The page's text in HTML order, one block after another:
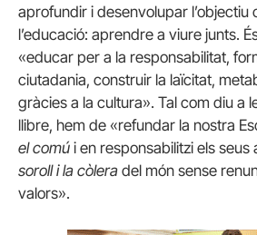
aprofundir i desenvolupar l’objectiu
l’educació: aprendre a viure junts.
«educar per a la responsabilitat,
ciutadania, construir la laïcitat,
gràcies a la cultura». Tal com diu a
llibre, hem de «refundar la nostra
el comú i en responsabilitzi els
soroll i la còlera del món sense
valors».